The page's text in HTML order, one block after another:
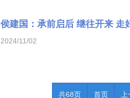
侯建国：承前启后 继往开来 走
2024/11/02
共68页 首页